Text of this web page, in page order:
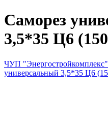
Саморез
3,5*35 Ц6
ЧУП "Энергостройкомплекс"
универсальный 3,5*35 Ц6